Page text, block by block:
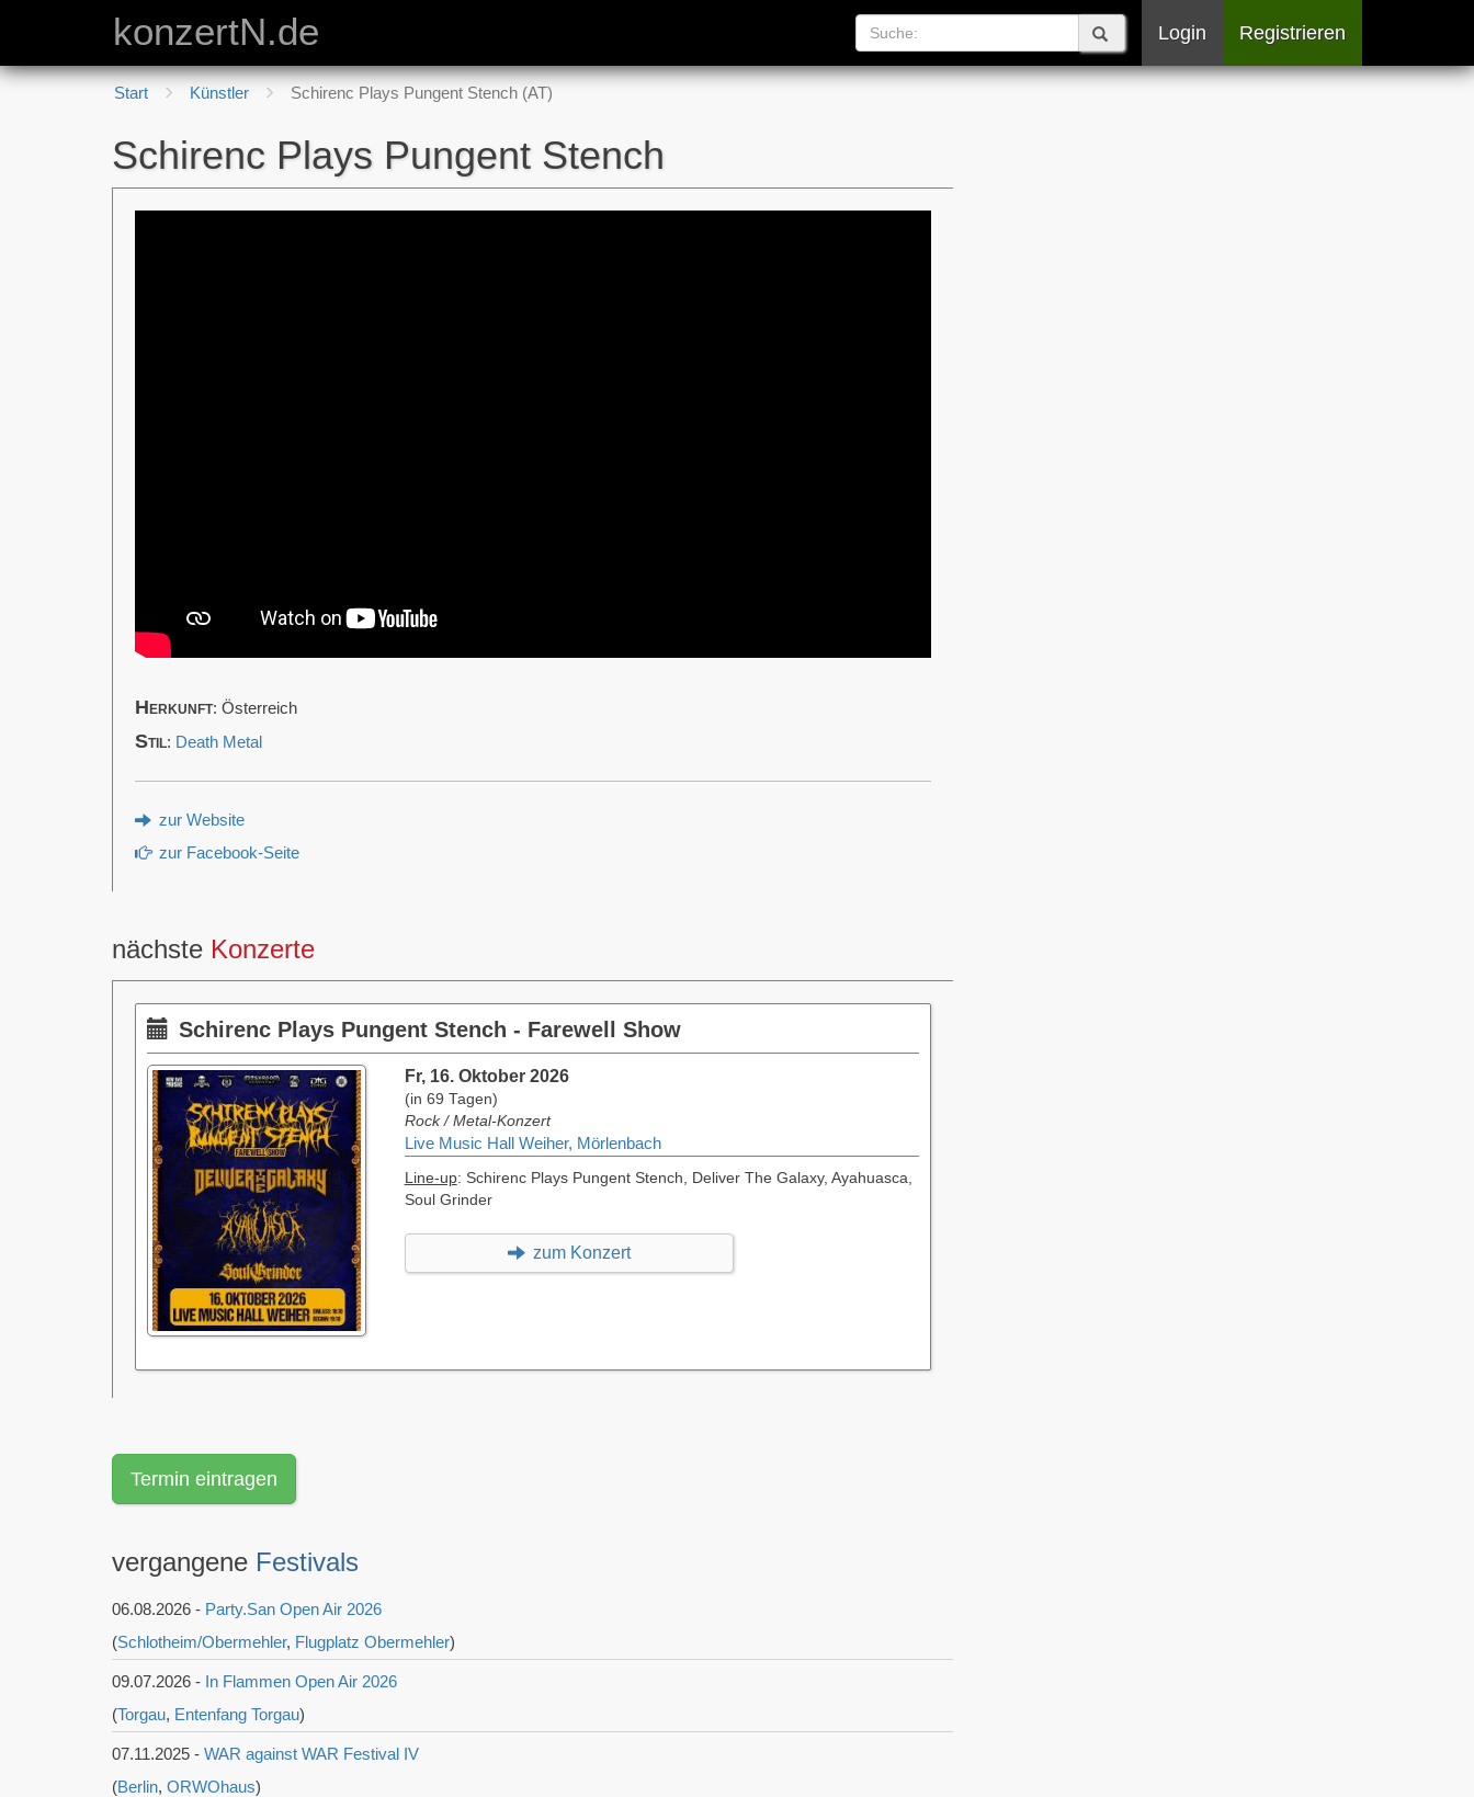
konzertN.de Login Registrieren
Start Künstler Schirenc Plays Pungent Stench (AT)
Schirenc Plays Pungent Stench
Herkunft: Österreich
Stil: Death Metal
zur Website
zur Facebook-Seite
nächste Konzerte
Schirenc Plays Pungent Stench - Farewell Show
Fr, 16. Oktober 2026
(in 69 Tagen)
Rock / Metal-Konzert
Live Music Hall Weiher, Mörlenbach
Line-up: Schirenc Plays Pungent Stench, Deliver The Galaxy, Ayahuasca,
Soul Grinder
zum Konzert
Termin eintragen
vergangene Festivals
06.08.2026 - Party.San Open Air 2026
(Schlotheim/Obermehler, Flugplatz Obermehler)
09.07.2026 - In Flammen Open Air 2026
(Torgau, Entenfang Torgau)
07.11.2025 - WAR against WAR Festival IV
(Berlin, ORWOhaus)